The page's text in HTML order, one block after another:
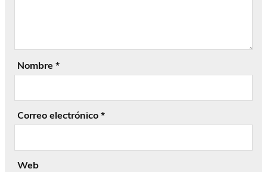
Nombre *
Correo electrónico *
Web